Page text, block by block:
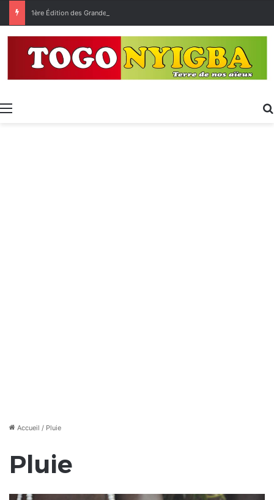
Menu
Accueil / Pluie
Pluie